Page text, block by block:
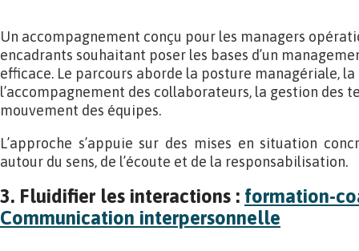
Un accompagnement conçu pour les managers
encadrants souhaitant poser les bases d’un
efficace. Le parcours aborde la posture managériale,
l’accompagnement des collaborateurs, la gestion des
mouvement des équipes.
L’approche s’appuie sur des mises en situation
autour du sens, de l’écoute et de la responsabilisation.
3. Fluidifier les interactions : formation-
Communication interpersonnelle